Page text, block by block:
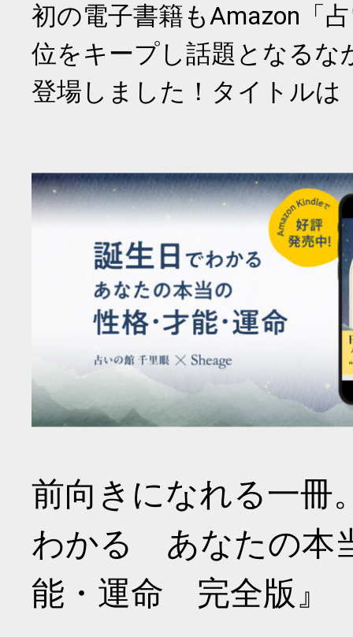
初の電子書籍もAmazon「
位をキープし話題となるな
登場しました！タイトルは
前向きになれる一冊
わかる あなたの本
能・運命 完全版』